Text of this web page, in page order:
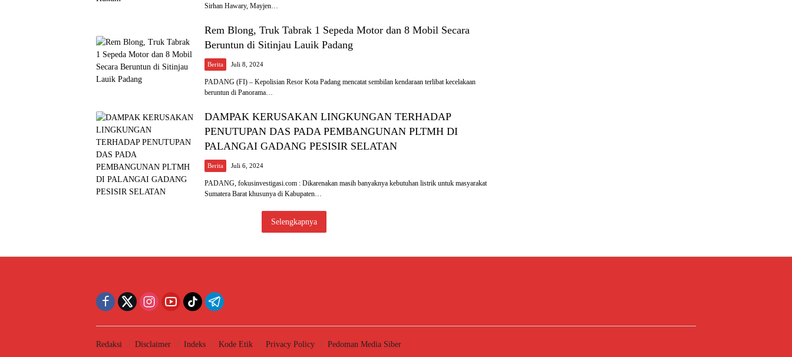
Sirhan Hawary, Mayjen…
Rem Blong, Truk Tabrak 1 Sepeda Motor dan 8 Mobil Secara
Beruntun di Sitinjau Lauik Padang
Berita Juli 8, 2024
PADANG (FI) – Kepolisian Resor Kota Padang mencatat sembilan kendaraan terlibat kecelakaan
beruntun di Panorama…
DAMPAK KERUSAKAN LINGKUNGAN TERHADAP
PENUTUPAN DAS PADA PEMBANGUNAN PLTMH DI
PALANGAI GADANG PESISIR SELATAN
Berita Juli 6, 2024
PADANG, fokusinvestigasi.com : Dikarenakan masih banyaknya kebutuhan listrik untuk masyarakat
Sumatera Barat khusunya di Kabupaten…
Selengkapnya
Redaksi Disclaimer Indeks Kode Etik Privacy Policy Pedoman Media Siber